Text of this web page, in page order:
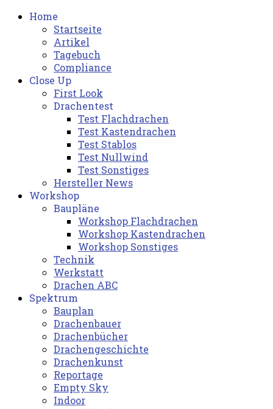
Home
Startseite
Artikel
Tagebuch
Compliance
Close Up
First Look
Drachentest
Test Flachdrachen
Test Kastendrachen
Test Stablos
Test Nullwind
Test Sonstiges
Hersteller News
Workshop
Baupläne
Workshop Flachdrachen
Workshop Kastendrachen
Workshop Sonstiges
Technik
Werkstatt
Drachen ABC
Spektrum
Bauplan
Drachenbauer
Drachenbücher
Drachengeschichte
Drachenkunst
Reportage
Empty Sky
Indoor